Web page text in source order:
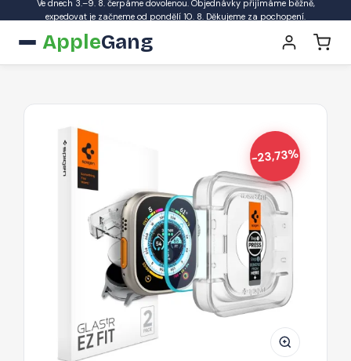
Ve dnech 3.–9. 8. čerpáme dovolenou. Objednávky přijímáme běžně,
expedovat je začneme od pondělí 10. 8. Děkujeme za pochopení.
AppleGang
-23,73%
SPIGEN
GLAS.tR
EZ